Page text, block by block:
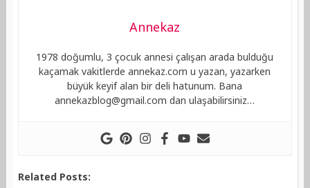
Annekaz
1978 doğumlu, 3 çocuk annesi çalışan arada bulduğu
kaçamak vakitlerde annekaz.com u yazan, yazarken
büyük keyif alan bir deli hatunum. Bana
annekazblog@gmail.com dan ulaşabilirsiniz…
Related Posts: